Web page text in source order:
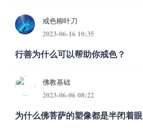
戒色柳叶刀
2023-06-16 10:35
行善为什么可以帮助你戒色？
佛教基础
2023-06-06 08:22
为什么佛菩萨的塑像都是半闭着眼